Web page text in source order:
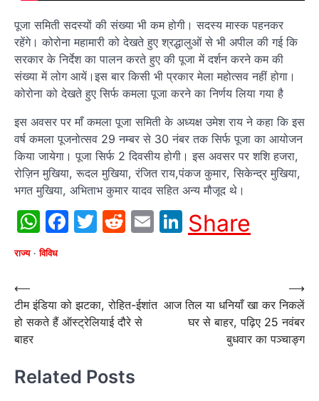
पूजा समिती सदस्यों की संख्या भी कम होगी। सदस्य मास्क पहनकर
रहेंगे। कोरोना महामारी को देखते हुए श्रद्धालुओं से भी अपील की गई कि
सरकार के निर्देश का पालन करते हुए की पूजा में दर्शन करने कम की
संख्या में लोग आयें।इस बार किसी भी प्रकार मेला महोत्सव नहीं होगा।
कोरोना को देखते हुए सिर्फ कमला पूजा करने का निर्णय लिया गया है
इस अवसर पर माँ कमला पूजा समिती के अध्यक्ष उमेश राय ने कहा कि इस
वर्ष कमला पूजनोत्सव 29 नम्बर से 30 नंबर तक सिर्फ पूजा का आयोजन
किया जायेगा। पूजा सिर्फ 2 दिवसीय होगी। इस अवसर पर शशि हजरा,
रोज़िन मुखिया, रूदल मुखिया, रंजित राय,पंकज कुमार, सिकेन्द्र मुखिया,
भगत मुखिया, अभिताभ कुमार यादव सहित अन्य मौजूद थे।
WhatsApp
Facebook
Twitter
Reddit
EmailLinkedIn
Share
राज्य विविध
Post
navigation
⟵
टीम इंडिया को झटका, रोहित-ईशांत
हो सकते हैं ऑस्ट्रेलियाई दौरे से
बाहर
आज तिल या धनियाँ खा कर निकलें
घर से बाहर, पढ़िए 25 नवंबर
बुधवार का पञ्चाङ्ग
⟶
Related Posts